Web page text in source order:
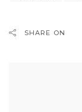
SHARE ON